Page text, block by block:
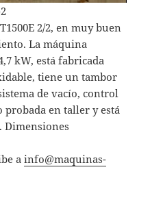
2/2, en muy buen
La máquina
kW, está fabricada
tiene un tambor
de vacío, control
probada en taller y está
Dimensiones
ainfo@maquinas-